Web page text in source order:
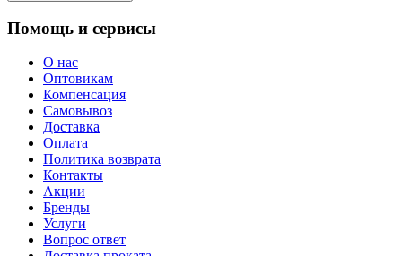
Помощь и сервисы
О нас
Оптовикам
Компенсация
Самовывоз
Доставка
Оплата
Политика возврата
Контакты
Акции
Бренды
Услуги
Вопрос ответ